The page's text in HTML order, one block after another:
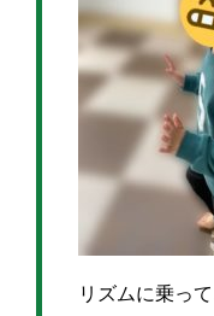
リズムに乗っ